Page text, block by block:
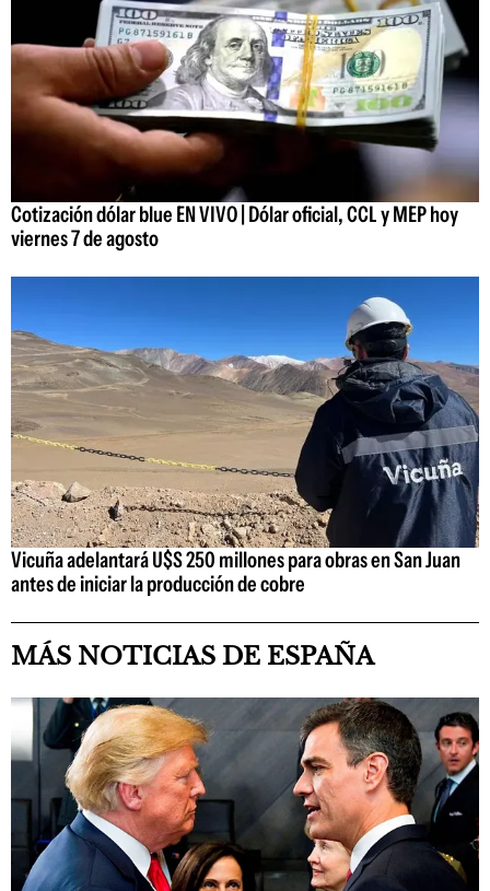
Cotización dólar blue EN VIVO | Dólar oficial, CCL y MEP hoy
viernes 7 de agosto
Vicuña adelantará U$S 250 millones para obras en San Juan
antes de iniciar la producción de cobre
MÁS NOTICIAS DE ESPAÑA